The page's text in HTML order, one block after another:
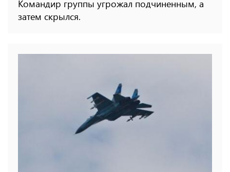
Командир группы угрожал подчиненным, а
затем скрылся.